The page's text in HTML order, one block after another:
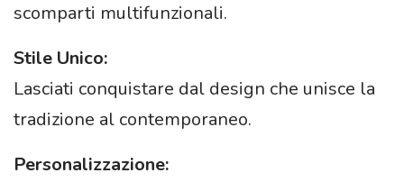
scomparti multifunzionali.
Stile Unico:
Lasciati conquistare dal design che unisce la
tradizione al contemporaneo.
Personalizzazione: